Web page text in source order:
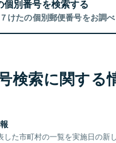
個別番号を検索する
けたの個別郵便番号をお調べ
検索に関する
した市町村の一覧を実施日の新